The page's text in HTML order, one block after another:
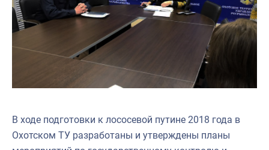
В ходе подготовки к лососевой путине 2018 года в
Охотском ТУ разработаны и утверждены планы